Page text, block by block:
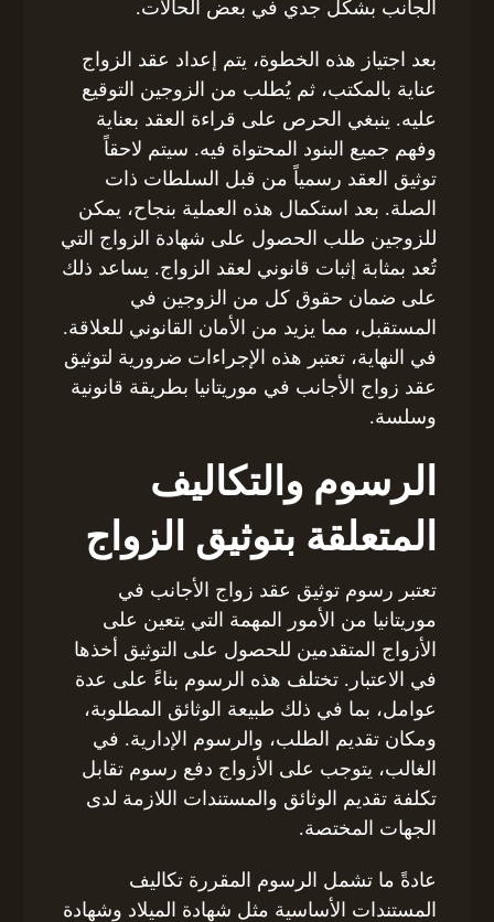
الجانب بشكل جدي في بعض الحالات.
بعد اجتياز هذه الخطوة، يتم إعداد عقد الزواج
عناية بالمكتب، ثم يُطلب من الزوجين التوقيع
عليه. ينبغي الحرص على قراءة العقد بعناية
وفهم جميع البنود المحتواة فيه. سيتم لاحقاً
توثيق العقد رسمياً من قبل السلطات ذات
الصلة. بعد استكمال هذه العملية بنجاح، يمكن
للزوجين طلب الحصول على شهادة الزواج التي
تُعد بمثابة إثبات قانوني لعقد الزواج. يساعد ذلك
على ضمان حقوق كل من الزوجين في
المستقبل، مما يزيد من الأمان القانوني للعلاقة.
في النهاية، تعتبر هذه الإجراءات ضرورية لتوثيق
عقد زواج الأجانب في موريتانيا بطريقة قانونية
وسلسة.
الرسوم والتكاليف
المتعلقة بتوثيق الزواج
تعتبر رسوم توثيق عقد زواج الأجانب في
موريتانيا من الأمور المهمة التي يتعين على
الأزواج المتقدمين للحصول على التوثيق أخذها
في الاعتبار. تختلف هذه الرسوم بناءً على عدة
عوامل، بما في ذلك طبيعة الوثائق المطلوبة،
ومكان تقديم الطلب، والرسوم الإدارية. في
الغالب، يتوجب على الأزواج دفع رسوم تقابل
تكلفة تقديم الوثائق والمستندات اللازمة لدى
الجهات المختصة.
عادةً ما تشمل الرسوم المقررة تكاليف
المستندات الأساسية مثل شهادة الميلاد وشهادة